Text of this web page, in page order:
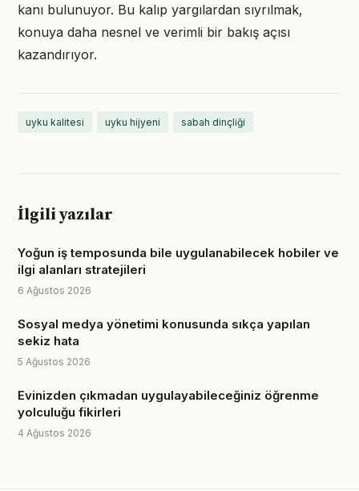
kanı bulunuyor. Bu kalıp yargılardan sıyrılmak,
konuya daha nesnel ve verimli bir bakış açısı
kazandırıyor.
uyku kalitesi uyku hijyeni sabah dinçliği
İlgili yazılar
Yoğun iş temposunda bile uygulanabilecek hobiler ve
ilgi alanları stratejileri
6 Ağustos 2026
Sosyal medya yönetimi konusunda sıkça yapılan
sekiz hata
5 Ağustos 2026
Evinizden çıkmadan uygulayabileceğiniz öğrenme
yolculuğu fikirleri
4 Ağustos 2026